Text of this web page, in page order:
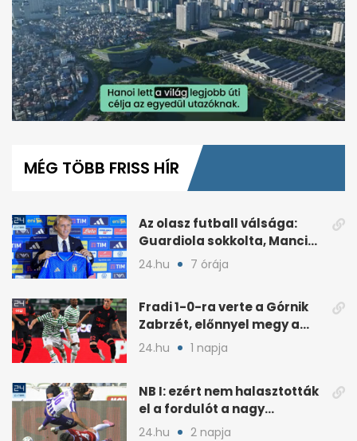
minute,
MÉG TÖBB FRISS HÍR
Az olasz futball válsága:
Guardiola sokkolta, Mancini
visszatérése vitát szült
24.hu 7 órája
Fradi 1-0-ra verte a Górnik
Zabrzét, előnnyel megy a
visszavágóra
24.hu 1 napja
NB I: ezért nem halasztották
el a fordulót a nagy
kánikulában
24.hu 2 napja